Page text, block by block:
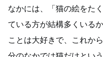
なかには、「猫の絵をた
ている方が結構多くいる
ことは大好きで、これか